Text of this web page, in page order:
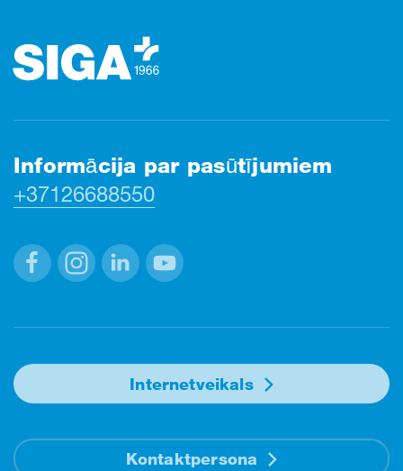
Informācija par pasūtījumiem
+37126688550
Internetveikals
Kontaktpersona